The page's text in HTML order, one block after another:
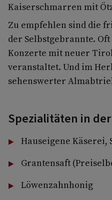
Kaiserschmarren mit
Zu empfehlen sind die
der Selbstgebrannte.
Konzerte mit neuer
veranstaltet. Und im
sehenswerter
Spezialitäten in
Hauseigene Käserei,
Grantensaft
Löwenzahnhonig